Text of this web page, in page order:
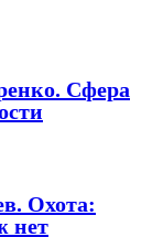
Сфера
Охота:
нет